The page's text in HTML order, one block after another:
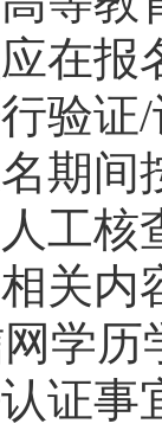
在报
行验
期间
工核
关内
学
证事